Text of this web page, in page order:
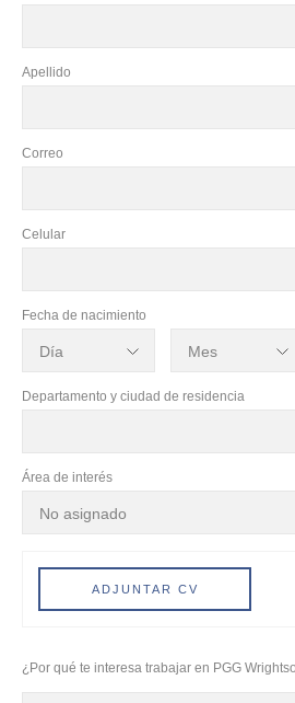
Apellido
Correo
Celular
Fecha de nacimiento
Departamento y ciudad de residencia
Área de interés
ADJUNTAR CV
¿Por qué te interesa trabajar en PGG